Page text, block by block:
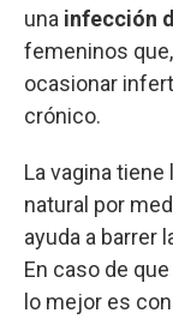
una infección
femeninos
ocasionar
crónico.
La vagina
natural por
ayuda a barrer
En caso de
lo mejor es